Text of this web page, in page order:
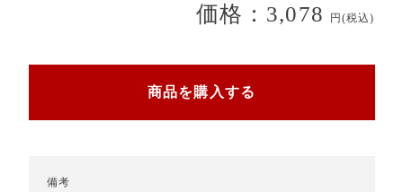
価格：3,078 円(税込)
商品を購入する
備考